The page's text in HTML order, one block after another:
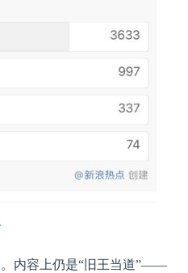
内容上仍是“旧王当道”——